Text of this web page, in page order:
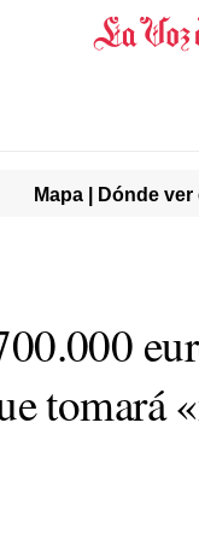
Mapa | Dónde
tomará